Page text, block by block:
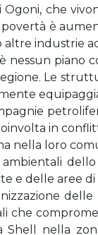
Ogoni, che
povertà è
altre industrie
nessun piano
Le
in
nella loro
ambientali
e delle aree
che
Shell nella